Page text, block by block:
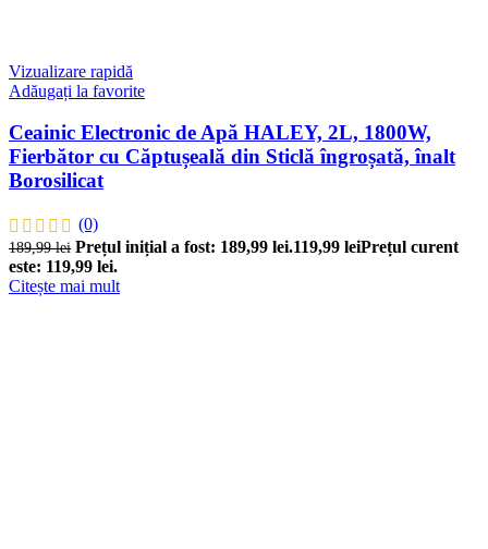
Vizualizare rapidă
Adăugați la favorite
Ceainic Electronic de Apă HALEY, 2L, 1800W,
Fierbător cu Căptușeală din Sticlă îngroșată, înalt
Borosilicat
(0)
189,99lei Prețul inițial a fost: 189,99 lei.119,99 leiPrețul curent
este: 119,99 lei.
Citește mai mult